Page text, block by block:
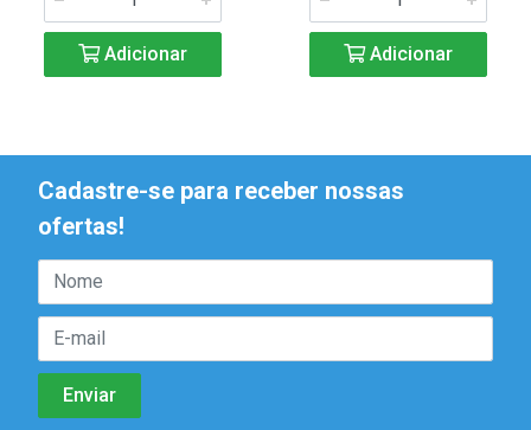
Adicionar Adicionar
Cadastre-se para receber nossas
ofertas!